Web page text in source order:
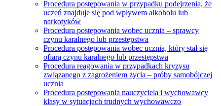
Procedura postępowania w przypadku podejrzenia, że
uczeń znajduje się pod wpływem alkoholu lub
narkotyków
Procedura postępowania wobec ucznia – sprawcy
czynu karalnego lub przestępstwa
Procedura postępowania wobec ucznia, który stał się
ofiarą czynu karalnego lub przestępstwa
Procedura reagowania w przypadkach kryzysu
związanego z zagrożeniem życia – próby samobójczej
ucznia
Procedura postępowania nauczyciela i wychowawcy
klasy w sytuacjach trudnych wychowawczo